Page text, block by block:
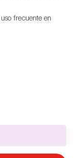
frecuente en